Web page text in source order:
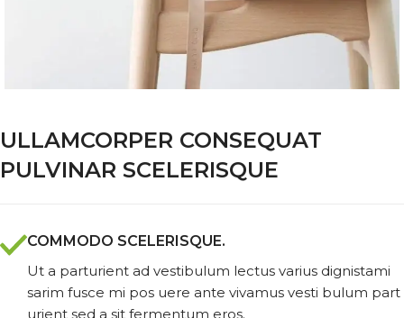
ULLAMCORPER CONSEQUAT
PULVINAR SCELERISQUE
COMMODO SCELERISQUE.
Ut a parturient ad vestibulum lectus varius dignistami
sarim fusce mi pos uere ante vivamus vesti bulum part
urient sed a sit fermentum eros.